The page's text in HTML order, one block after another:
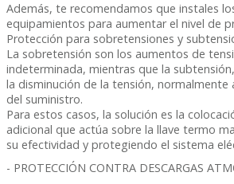
Además, te recomendamos que instales
equipamientos para aumentar el nivel de
Protección para sobretensiones y
La sobretensión son los aumentos de
indeterminada, mientras que la
la disminución de la tensión, normalmente
del suministro.
Para estos casos, la solución es la
adicional que actúa sobre la llave termo
su efectividad y protegiendo el sistema
- PROTECCIÓN CONTRA DESCARGAS